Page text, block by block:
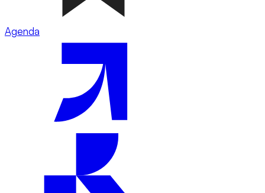
Agenda